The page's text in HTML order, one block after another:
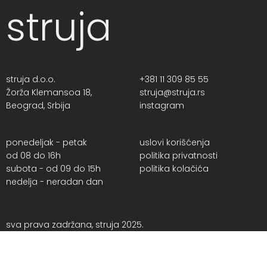
struja
struja d.o.o.
Žorža Klemansoa 18,
Beograd, Srbija
+381 11 309 85 55
struja@struja.rs
instagram
ponedeljak - petak
od 08 do 16h
subota - od 09 do 15h
nedelja - neradan dan
uslovi korišćenja
politika privatnosti
politika kolačića
sva prava zadržana, struja 2025.